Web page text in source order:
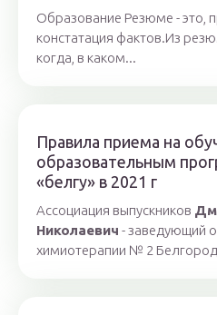
Образование Резюме - это,
констатация фактов.Из
когда, в каком...
Правила приема на
образовательным
«белгу» в 2021 г
Ассоциация выпускников
Николаевич - заведующий
химиотерапии № 2